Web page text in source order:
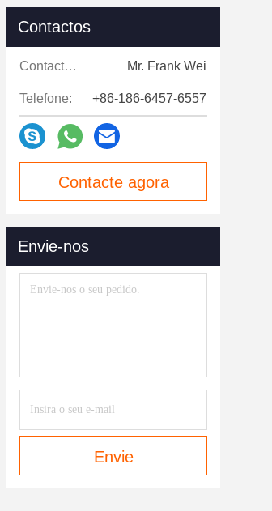
Contactos
Contactos: Mr. Frank Wei
Telefone: +86-186-6457-6557
Contacte agora
Envie-nos
Envie